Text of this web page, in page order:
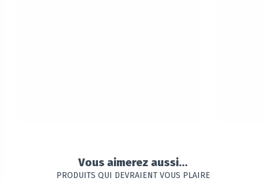
Vous aimerez aussi...
PRODUITS QUI DEVRAIENT VOUS PLAIRE